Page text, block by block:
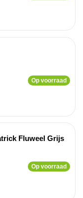
Op voorraad
Fluweel Grijs
Op voorraad